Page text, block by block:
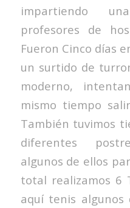
impartiendo
profesores de
Fueron Cinco días
un surtido de
moderno,
mismo tiempo
También tuvimos
diferentes
algunos de ellos
total realizamos 6
aquí tenis algunos